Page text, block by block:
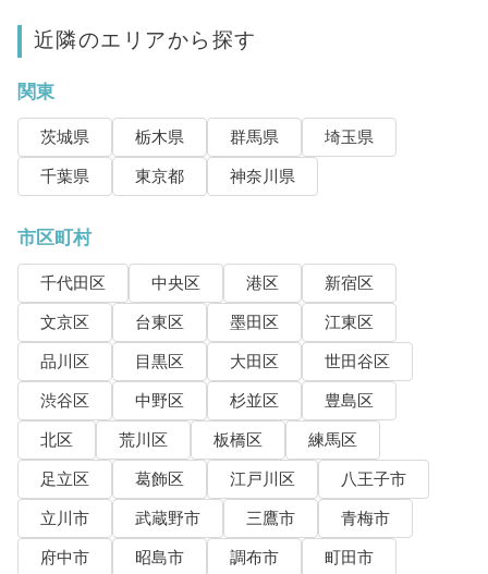
近隣のエリアから探す
関東
茨城県 栃木県 群馬県
埼玉県
千葉県
東京都 神奈川県
市区町村
千代田区 中央区 港区
新宿区
文京区
台東区 墨田区
江東区
品川区
目黒区 大田区
世田谷区
渋谷区
中野区 杉並区
豊島区
北区
荒川区 板橋区
練馬区
足立区
葛飾区 江戸川区
八王子市
立川市
武蔵野市 三鷹市
青梅市
府中市
昭島市 調布市
町田市